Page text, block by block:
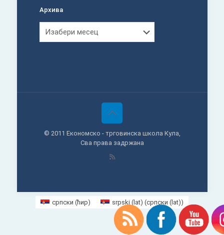
Архива
© 2011 Економско - трговинска школа Кула,
Сва права задржана
српски (ћир) srpski (lat) (српски (lat))